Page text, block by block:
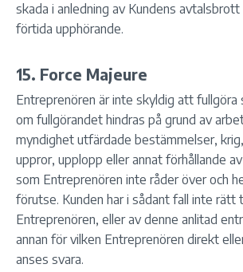
skada i anledning av Kundens
förtida upphörande.
15. Force Majeure
Entreprenören är inte skyldig att fullgöra
om fullgörandet hindras på grund av
myndighet utfärdade bestämmelser,
uppror, upplopp eller annat förhållande
som Entreprenören inte råder över och
förutse. Kunden har i sådant fall inte rätt
Entreprenören, eller av denne anlitad
annan för vilken Entreprenören direkt
anses svara.